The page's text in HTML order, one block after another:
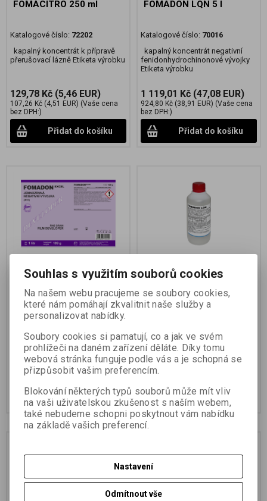
FOMACITRO 250 ml
Katalogové číslo: 72202
kapalný koncentrát k přípravě
přerušovací lázně Etiketa výrobku
129,78 Kč (5,46 EUR)
107,26 Kč (4,51 EUR) (Vaše cena
bez DPH:)
Přidat do košíku
FOMADON LQN 5 l
Katalogové číslo: 70016
kapalný koncentrát negativní
fenidonhydrochinonové vývojky
Etiketa výrobku
1 119,01 Kč (47,08 EUR)
924,80 Kč (38,91 EUR) (Vaše cena
bez DPH:)
Přidat do košíku
FOMADON EXCEL 1 litr
Katalogové číslo:70022
prášková negativní slabě
163,43 Kč(6,88 EUR)
135,07 Kč(5,68 EUR)(Vaše cena
bez DPH:)
Přidat do košíku
FOMADON LQN 250 ml
Katalogové číslo:70002
Etiketa výrobku
135,83 Kč(5,71 EUR)
112,26 Kč
Přidat do košíku
Souhlas s využitím souborů cookies
Na našem webu pracujeme se soubory cookies,
které nám pomáhají zkvalitnit naše služby a
personalizovat nabídky.
Soubory cookies si pamatují, co a jak ve svém
prohlížeči na daném zařízení děláte. Díky tomu
webová stránka funguje podle vás a je schopná se
přizpůsobit vašim preferencím.
Blokování některých typů souborů může mít vliv
na vaši uživatelskou zkušenost s naším webem,
také nebudeme schopni poskytnout vám nabídku
na základě vašich preferencí.
Nastavení
Odmítnout vše